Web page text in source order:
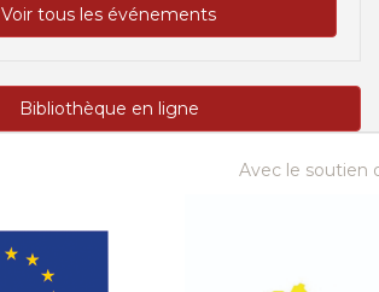
Voir tous les événements
Bibliothèque en ligne
Avec le soutien